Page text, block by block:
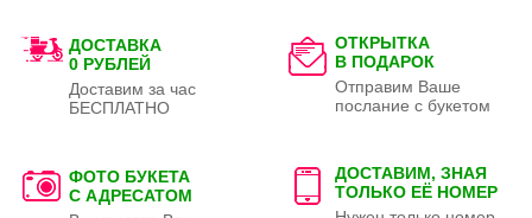
ДОСТАВКА
0 РУБЛЕЙ
Доставим за час
БЕСПЛАТНО
ОТКРЫТКА
В ПОДАРОК
Отправим Ваше
послание с букетом
ФОТО БУКЕТА
С АДРЕСАТОМ
ДОСТАВИМ, ЗНАЯ
ТОЛЬКО ЕЁ НОМЕР